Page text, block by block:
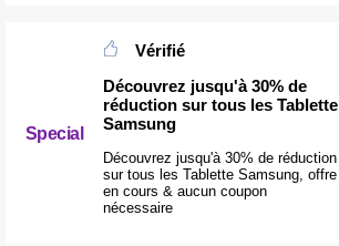
Special
Vérifié
Découvrez jusqu'à 30% de
réduction sur tous les Tablette
Samsung
Découvrez jusqu'à 30% de réduction
sur tous les Tablette Samsung, offre
en cours & aucun coupon
nécessaire